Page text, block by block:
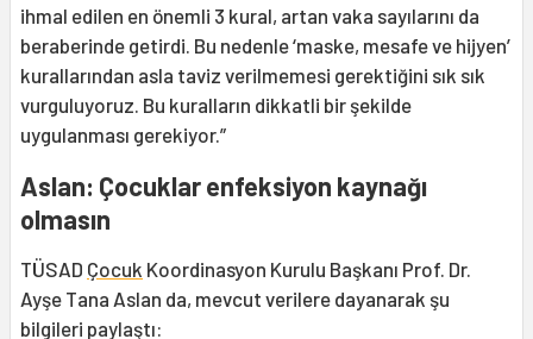
ihmal edilen en önemli 3 kural, artan vaka sayılarını da
beraberinde getirdi. Bu nedenle ‘maske, mesafe ve hijyen’
kurallarından asla taviz verilmemesi gerektiğini sık sık
vurguluyoruz. Bu kuralların dikkatli bir şekilde
uygulanması gerekiyor.”
Aslan: Çocuklar enfeksiyon kaynağı
olmasın
TÜSAD Çocuk Koordinasyon Kurulu Başkanı Prof. Dr.
Ayşe Tana Aslan da, mevcut verilere dayanarak şu
bilgileri paylaştı: